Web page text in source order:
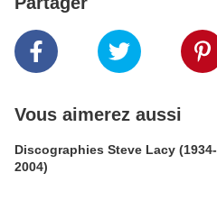
Vous aimerez aussi
Discographies Steve Lacy (1934-
2004)